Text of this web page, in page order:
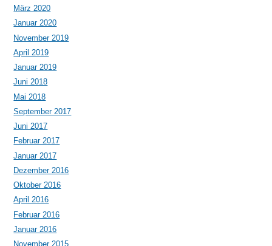
März 2020
Januar 2020
November 2019
April 2019
Januar 2019
Juni 2018
Mai 2018
September 2017
Juni 2017
Februar 2017
Januar 2017
Dezember 2016
Oktober 2016
April 2016
Februar 2016
Januar 2016
November 2015